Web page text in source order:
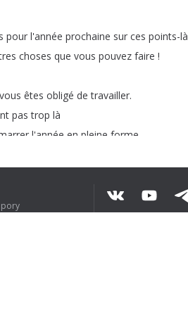
pour l'année prochaine sur ces points-là
choses que vous pouvez faire !
vous êtes obligé de travailler.
pas trop là
l'année en pleine forme